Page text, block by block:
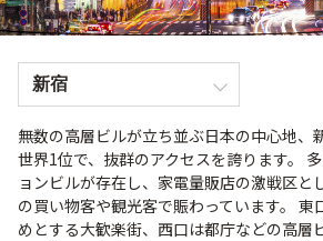
無数の高層ビルが立ち並ぶ日本の中心地、
世界1位で、抜群のアクセスを誇ります。
ョンビルが存在し、家電量販店の激戦区と
の買い物客や観光客で賑わっています。 東
めとする大歓楽街、西口は都庁などの高層